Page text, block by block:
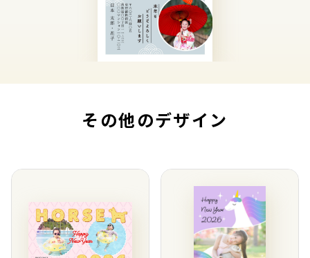
その他のデザイン